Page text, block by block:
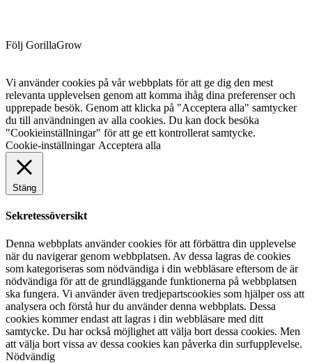
Följ GorillaGrow
Vi använder cookies på vår webbplats för att ge dig den mest
relevanta upplevelsen genom att komma ihåg dina preferenser och
upprepade besök. Genom att klicka på "Acceptera alla" samtycker
du till användningen av alla cookies. Du kan dock besöka
"Cookieinställningar" för att ge ett kontrollerat samtycke.
Cookie-inställningar Acceptera alla
Stäng
Sekretessöversikt
Denna webbplats använder cookies för att förbättra din upplevelse
när du navigerar genom webbplatsen. Av dessa lagras de cookies
som kategoriseras som nödvändiga i din webbläsare eftersom de är
nödvändiga för att de grundläggande funktionerna på webbplatsen
ska fungera. Vi använder även tredjepartscookies som hjälper oss att
analysera och förstå hur du använder denna webbplats. Dessa
cookies kommer endast att lagras i din webbläsare med ditt
samtycke. Du har också möjlighet att välja bort dessa cookies. Men
att välja bort vissa av dessa cookies kan påverka din surfupplevelse.
Nödvändig